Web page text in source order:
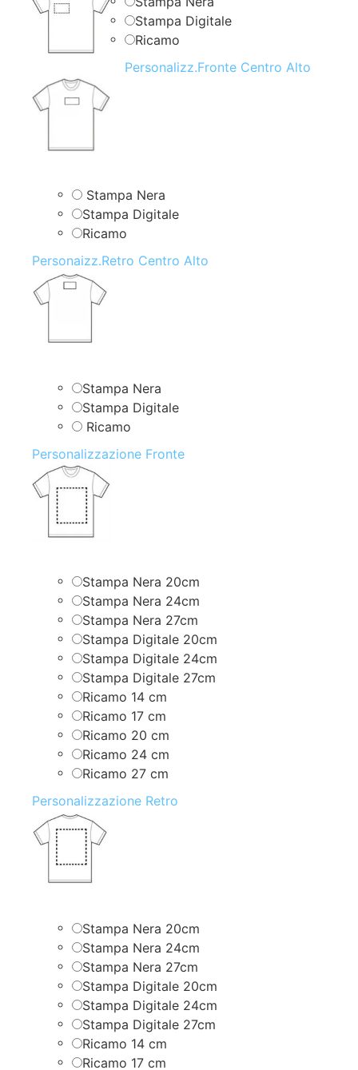
Stampa Digitale
Ricamo
Personalizz.Fronte Centro Alto
Stampa Nera
Stampa Digitale
Ricamo
Personaizz.Retro Centro Alto
Stampa Nera
Stampa Digitale
Ricamo
Personalizzazione Fronte
Stampa Nera 20cm
Stampa Nera 24cm
Stampa Nera 27cm
Stampa Digitale 20cm
Stampa Digitale 24cm
Stampa Digitale 27cm
Ricamo 14 cm
Ricamo 17 cm
Ricamo 20 cm
Ricamo 24 cm
Ricamo 27 cm
Personalizzazione Retro
Stampa Nera 20cm
Stampa Nera 24cm
Stampa Nera 27cm
Stampa Digitale 20cm
Stampa Digitale 24cm
Stampa Digitale 27cm
Ricamo 14 cm
Ricamo 17 cm